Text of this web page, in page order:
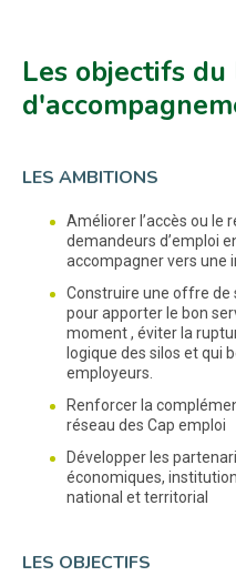
Les objectifs
LES AMBITIONS
Améliorer l’accès ou le
demandeurs d’emploi
accompagner vers une
Construire une offre de
pour apporter le bon
moment , éviter la
logique des silos et qui
employeurs.
Renforcer la
réseau des Cap emploi
Développer les
économiques,
national et territorial
LES OBJECTIFS